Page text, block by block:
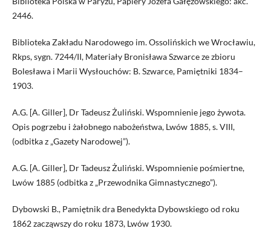
2446.
Biblioteka Zakładu Narodowego im. Ossolińskich we Wrocławiu,
Rkps, sygn. 7244/II, Materiały Bronisława Szwarce ze zbioru
Bolesława i Marii Wysłouchów: B. Szwarce, Pamiętniki 1834–
1903.
A.G. [A. Giller], Dr Tadeusz Żuliński. Wspomnienie jego żywota.
Opis pogrzebu i żałobnego nabożeństwa, Lwów 1885, s. VIII,
(odbitka z „Gazety Narodowej”).
A.G. [A. Giller], Dr Tadeusz Żuliński. Wspomnienie pośmiertne,
Lwów 1885 (odbitka z „Przewodnika Gimnastycznego”).
Dybowski B., Pamiętnik dra Benedykta Dybowskiego od roku
1862 zacząwszy do roku 1873, Lwów 1930.